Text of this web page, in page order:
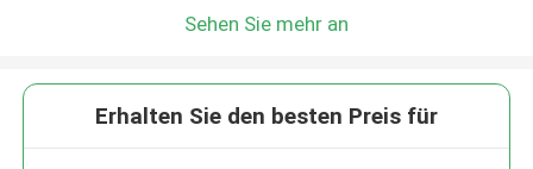
Sehen Sie mehr an
Erhalten Sie den besten Preis für